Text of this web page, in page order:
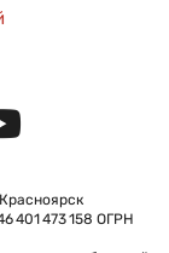
401 473 158 ОГРН